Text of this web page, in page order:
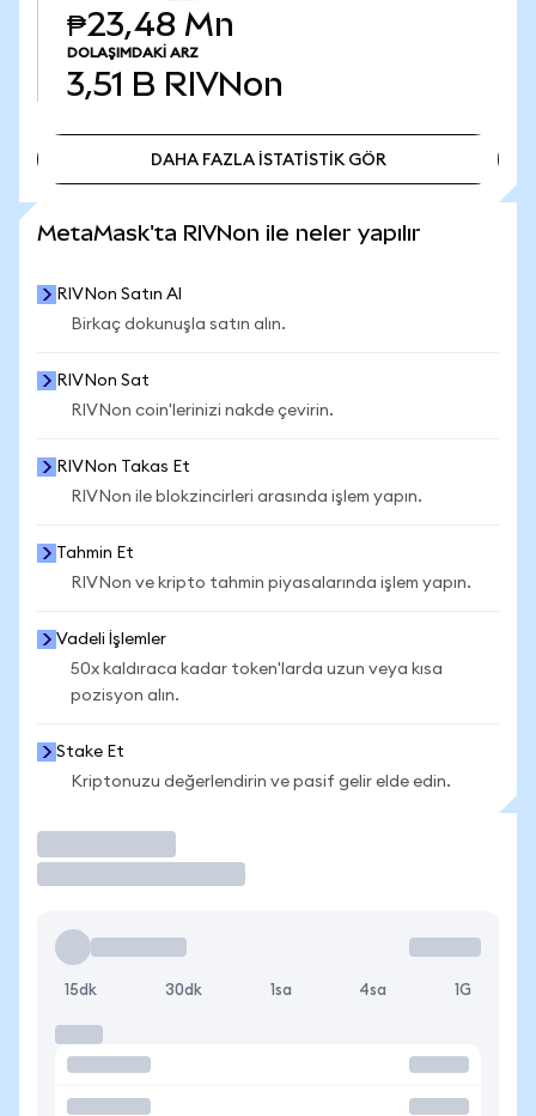
₱23,48 Mn
DOLAŞIMDAKI ARZ
3,51 B RIVNon
DAHA FAZLA İSTATİSTİK GÖR
MetaMask'ta RIVNon ile neler yapılır
RIVNon Satın Al
Birkaç dokunuşla satın alın.
RIVNon Sat
RIVNon coin'lerinizi nakde çevirin.
RIVNon Takas Et
RIVNon ile blokzincirleri arasında işlem yapın.
Tahmin Et
RIVNon ve kripto tahmin piyasalarında işlem yapın.
Vadeli İşlemler
50x kaldıraca kadar token'larda uzun veya kısa
pozisyon alın.
Stake Et
Kriptonuzu değerlendirin ve pasif gelir elde edin.
15dk 30dk 1sa 4sa 1G